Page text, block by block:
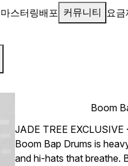
마스터링배포 커뮤니티 요금
Boom
JADE TREE EXCLUSIVE
Boom Bap Drums is
and hi-hats that breathe.